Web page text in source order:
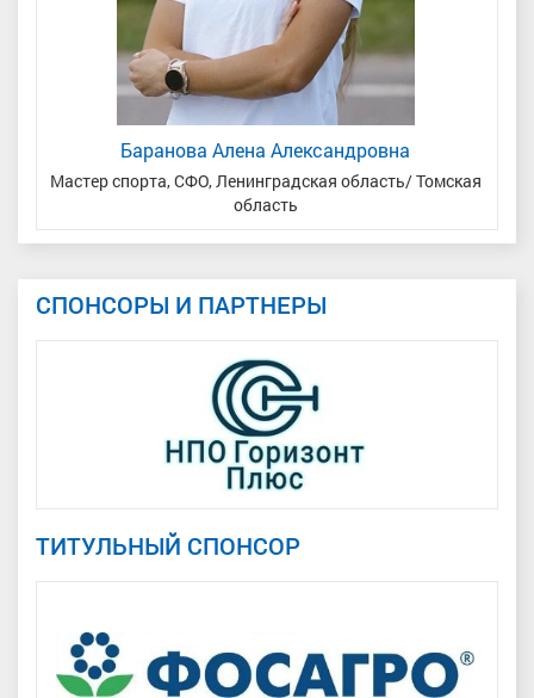
Баранова Алена Александровна
Мастер спорта, СФО, Ленинградская область/ Томская
область
СПОНСОРЫ И ПАРТНЕРЫ
ТИТУЛЬНЫЙ СПОНСОР